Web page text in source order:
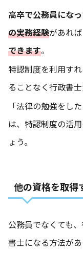
高卒で公務員にな
の実務経験があれ
できます。
特認制度を利用す
ることなく行政書
「法律の勉強をし
は、特認制度の活
ょう。
他の資格を取得
公務員でなくても
書士になる方法があ